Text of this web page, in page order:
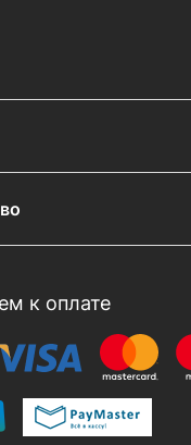
к оплате